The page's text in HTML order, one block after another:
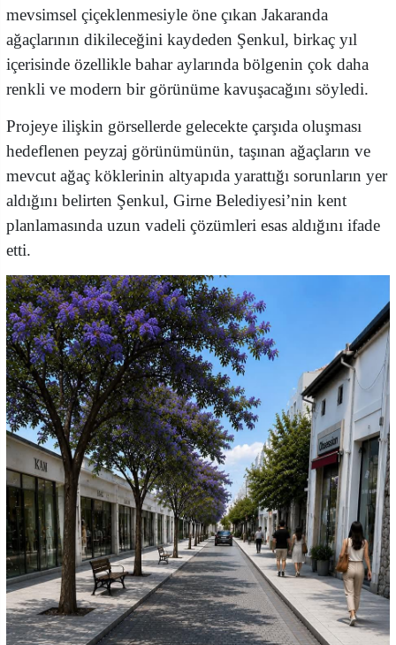
mevsimsel çiçeklenmesiyle öne çıkan Jakaranda
ağaçlarının dikileceğini kaydeden Şenkul, birkaç yıl
içerisinde özellikle bahar aylarında bölgenin çok daha
renkli ve modern bir görünüme kavuşacağını söyledi.
Projeye ilişkin görsellerde gelecekte çarşıda oluşması
hedeflenen peyzaj görünümünün, taşınan ağaçların ve
mevcut ağaç köklerinin altyapıda yarattığı sorunların yer
aldığını belirten Şenkul, Girne Belediyesi’nin kent
planlamasında uzun vadeli çözümleri esas aldığını ifade
etti.